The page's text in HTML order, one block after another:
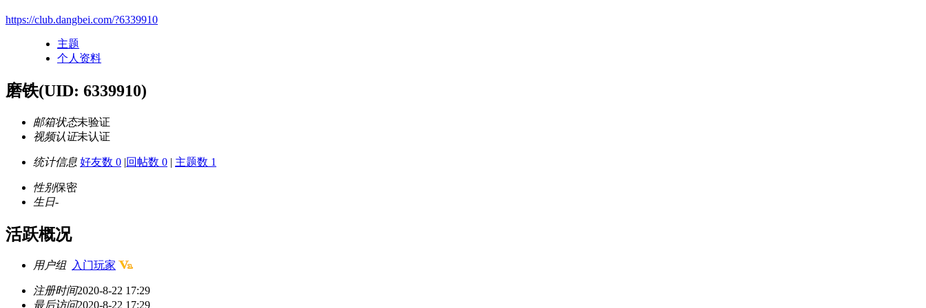
https://club.dangbei.com/?6339910
主题
个人资料
磨铁(UID: 6339910)
邮箱状态未验证
视频认证未认证
统计信息 好友数 0 |回帖数 0 | 主题数 1
性别保密
生日-
活跃概况
用户组 入门玩家
注册时间2020-8-22 17:29
最后访问2020-8-22 17:29